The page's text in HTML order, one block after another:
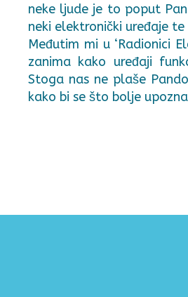
neke ljude je to poput
neki elektronički uređaje
Međutim mi u ‘Radionici
zanima kako uređaji
Stoga nas ne plaše
kako bi se što bolje